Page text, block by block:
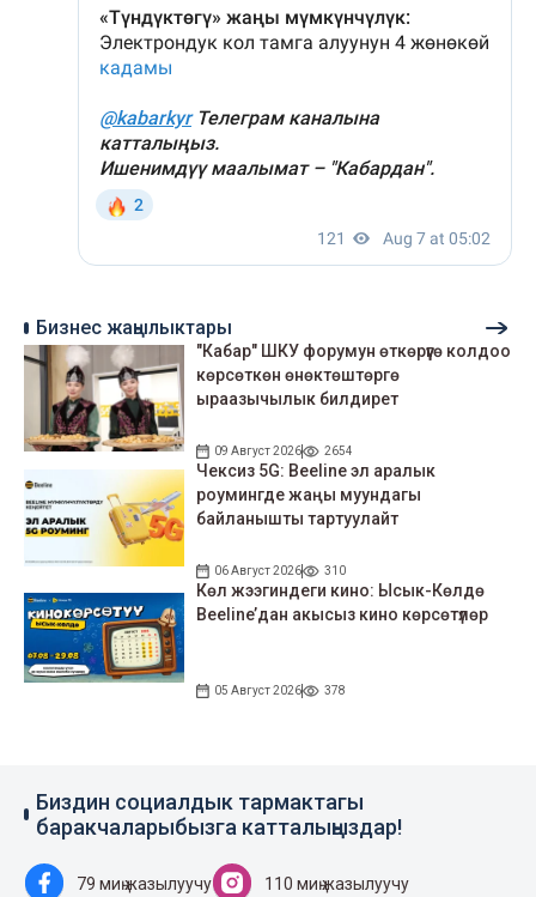
Бизнес жаңылыктары
"Кабар" ШКУ форумун өткөрүүгө колдоо
көрсөткөн өнөктөштөргө
ыраазычылык билдирет
09 Август 2026 2654
Чексиз 5G: Beeline эл аралык
роумингде жаңы муундагы
байланышты тартуулайт
06 Август 2026 310
Көл жээгиндеги кино: Ысык-Көлдө
Beeline’дан акысыз кино көрсөтүлөр
05 Август 2026 378
Биздин социалдык тармактагы
баракчаларыбызга катталыңыздар!
79 миң жазылуучу 110 миң жазылуучу